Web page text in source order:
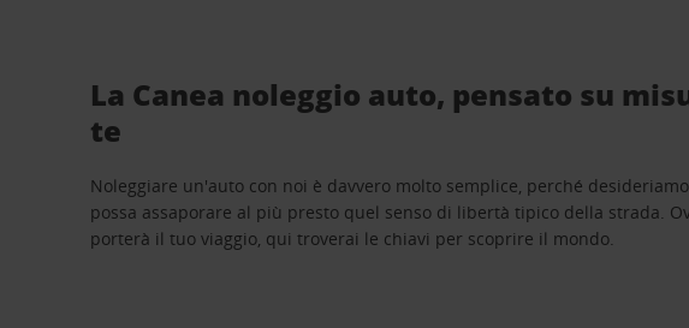
La Canea noleggio auto, pensato su
te
Noleggiare un'auto con noi è davvero molto semplice, perché
possa assaporare al più presto quel senso di libertà tipico della strada.
porterà il tuo viaggio, qui troverai le chiavi per scoprire il mondo.